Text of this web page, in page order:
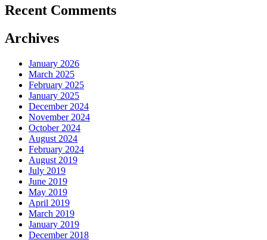
Recent Comments
Archives
January 2026
March 2025
February 2025
January 2025
December 2024
November 2024
October 2024
August 2024
February 2024
August 2019
July 2019
June 2019
May 2019
April 2019
March 2019
January 2019
December 2018